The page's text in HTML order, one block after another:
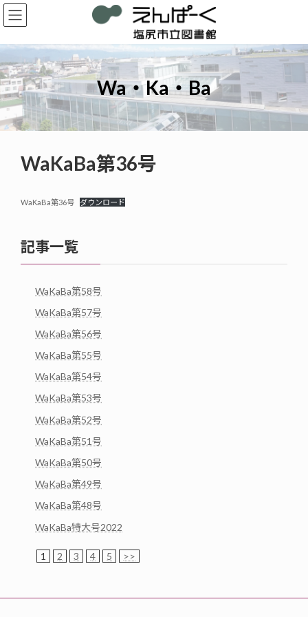
コ
ン
ン
ツ
へ
ス
キ
ッ
プ
ナ
ビ
ー
シ
ョ
ン
に
移
動
Wa・Ka・Ba
WaKaBa第36号
WaKaBa第36号 ダウンロード
記事一覧
WaKaBa第58号
WaKaBa第57号
WaKaBa第56号
WaKaBa第55号
WaKaBa第54号
WaKaBa第53号
WaKaBa第52号
WaKaBa第51号
WaKaBa第50号
WaKaBa第49号
WaKaBa第48号
WaKaBa特大号2022
1 2 3 4 5 >>